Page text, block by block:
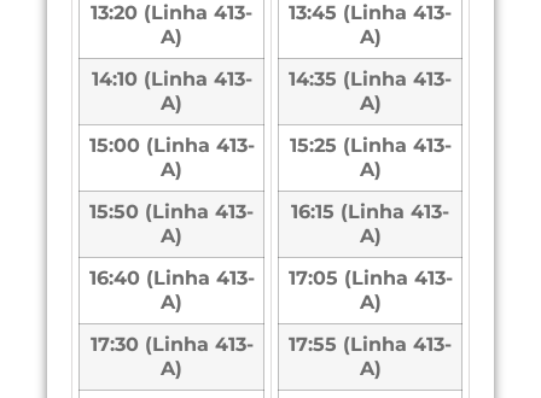
13:20 (Linha 413-
A)
14:10 (Linha 413-
A)
15:00 (Linha 413-
A)
15:50 (Linha 413-
A)
16:40 (Linha 413-
A)
17:30 (Linha 413-
A)
13:45 (Linha 413-
A)
14:35 (Linha 413-
A)
15:25 (Linha 413-
A)
16:15 (Linha 413-
A)
17:05 (Linha 413-
A)
17:55 (Linha 413-
A)